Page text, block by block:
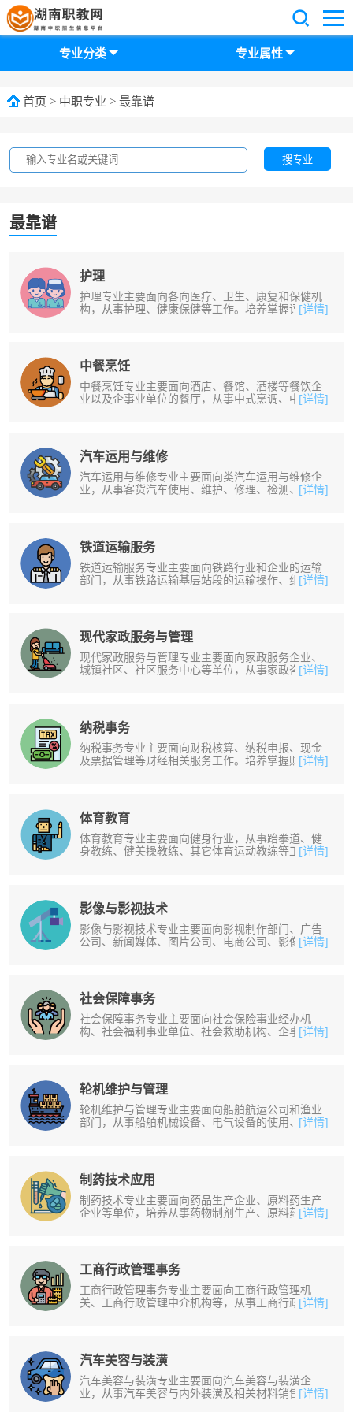
首页 > 中职专业 > 最靠谱
专业分类 专业属性
搜专业
最靠谱
护理
护理专业主要面向各向医疗、卫生、康复和保健机
构，从事护理、健康保健等工作。培养掌握评估方
[详情]
中餐烹饪
中餐烹饪专业主要面向酒店、餐馆、酒楼等餐饮企
业以及企事业单位的餐厅，从事中式烹调、中式面
[详情]
汽车运用与维修
汽车运用与维修专业主要面向类汽车运用与维修企
业，从事客货汽车使用、维护、修理、检测、销售
[详情]
铁道运输服务
铁道运输服务专业主要面向铁路行业和企业的运输
部门，从事铁路运输基层站段的运输操作、组织管
[详情]
现代家政服务与管理
现代家政服务与管理专业主要面向家政服务企业、
城镇社区、社区服务中心等单位，从事家政咨询、
[详情]
纳税事务
纳税事务专业主要面向财税核算、纳税申报、现金
及票据管理等财经相关服务工作。培养掌握财税核
[详情]
体育教育
体育教育专业主要面向健身行业，从事跆拳道、健
身教练、健美操教练、其它体育运动教练等工作。
[详情]
影像与影视技术
影像与影视技术专业主要面向影视制作部门、广告
公司、新闻媒体、图片公司、电商公司、影像出版
[详情]
社会保障事务
社会保障事务专业主要面向社会保险事业经办机
构、社会福利事业单位、社会救助机构、企事业单
[详情]
轮机维护与管理
轮机维护与管理专业主要面向船舶航运公司和渔业
部门，从事船舶机械设备、电气设备的使用、维修
[详情]
制药技术应用
制药技术专业主要面向药品生产企业、原料药生产
企业等单位，培养从事药物制剂生产、原料药生产
[详情]
工商行政管理事务
工商行政管理事务专业主要面向工商行政管理机
关、工商行政管理中介机构等，从事工商行政管理
[详情]
汽车美容与装潢
汽车美容与装潢专业主要面向汽车美容与装潢企
业，从事汽车美容与内外装潢及相关材料销售与库
[详情]